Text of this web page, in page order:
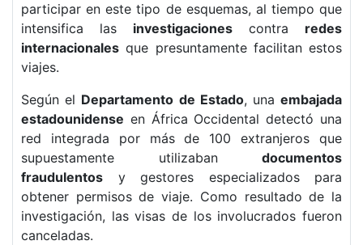
participar en este tipo de esquemas, al tiempo que
intensifica las investigaciones contra redes
internacionales que presuntamente facilitan estos
viajes.
Según el Departamento de Estado, unaembajada
estadounidense en África Occidental detectó una
red integrada por más de 100 extranjeros que
supuestamente utilizaban documentos
fraudulentos y gestores especializados para
obtener permisos de viaje. Como resultado de la
investigación, las visas de los involucrados fueron
canceladas.